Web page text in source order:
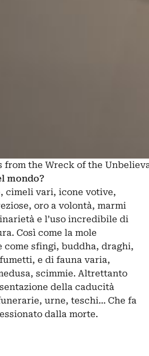
from the Wreck of the
mondo?
cimeli vari, icone votive,
oro a volontà, marmi
e l’uso incredibile di
Così come la mole
sfingi, buddha, draghi,
e di fauna varia,
scimmie. Altrettanto
della caducità
urne, teschi… Che fa
dalla morte.